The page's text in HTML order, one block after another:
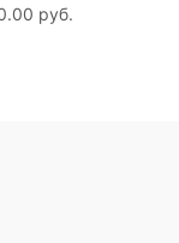
руб.